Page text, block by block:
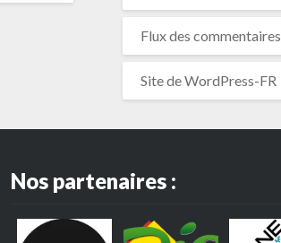
Flux des commentaires
Site de WordPress-FR
Nos partenaires :